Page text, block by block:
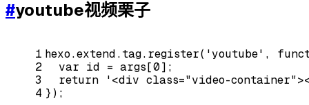
#youtube视频栗子
1
2
3
4
hexo.extend.tag.register( 'youtube' ,
var id = args[0 ];
return
'<div class="video-
});